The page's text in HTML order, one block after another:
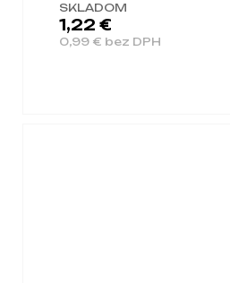
SKLADOM
0,99 € bez DPH
1,22 €